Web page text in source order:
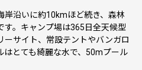
岸沿いに約10kmほど続き、森林
す。キャンプ場は365日全天候型
ーサイト、常設テントやバンガロ
はとても綺麗な水で、50mプール